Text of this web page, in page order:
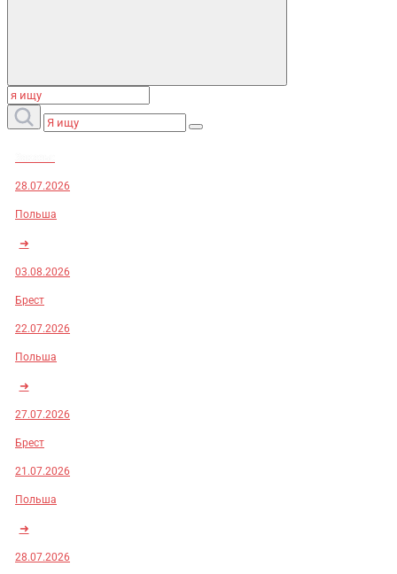
28.07.2026
Польша
➜
03.08.2026
Брест
22.07.2026
Польша
➜
27.07.2026
Брест
21.07.2026
Польша
➜
28.07.2026